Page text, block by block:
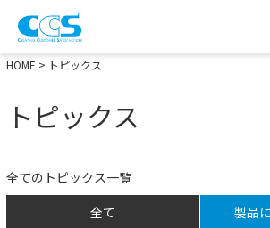
画像処理用の製品検索
HOME > トピックス
トピックス
全てのトピックス一覧
全て
製品